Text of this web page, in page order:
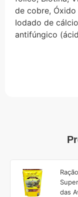
de cobre,
Iodado de
antifúngico
das